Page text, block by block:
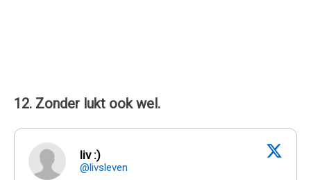
12. Zonder lukt ook wel.
liv :)
@livsleven